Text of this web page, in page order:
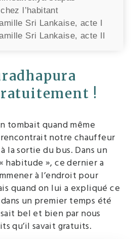
l’habitant
Sri Lankaise, acte I
Sri Lankaise, acte II
!
tombait quand même
notre chauffeur
la sortie du bus. Dans un
habitude », ce dernier a
à l’endroit pour
quand on lui a expliqué ce
un premier temps été
bel et bien par nous
qu’il savait gratuits.